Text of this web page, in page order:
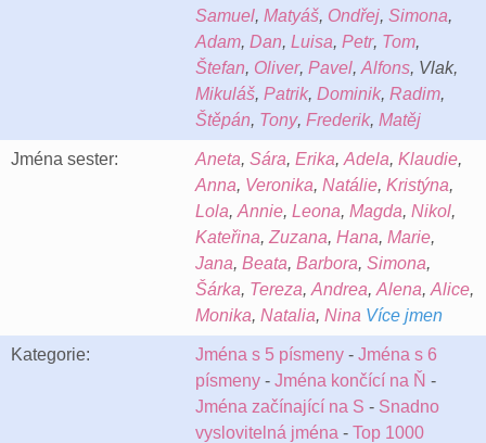
Samuel, Matyáš, Ondřej, Simona,
Adam, Dan, Luisa, Petr, Tom,
Štefan, Oliver, Pavel, Alfons, Vlak,
Mikuláš, Patrik, Dominik, Radim,
Štěpán, Tony, Frederik, Matěj
Jména sester: Aneta, Sára, Erika, Adela, Klaudie,
Anna, Veronika, Natálie, Kristýna,
Lola, Annie, Leona, Magda, Nikol,
Kateřina, Zuzana, Hana, Marie,
Jana, Beata, Barbora, Simona,
Šárka, Tereza, Andrea, Alena, Alice,
Monika, Natalia, Nina Více jmen
Kategorie: Jména s 5 písmeny - Jména s 6
písmeny - Jména končící na Ň -
Jména začínající na S - Snadno
vyslovitelná jména - Top 1000